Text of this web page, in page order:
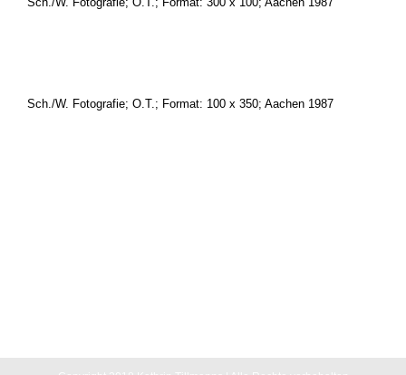
Sch./W. Fotografie; O.T.; Format: 100 x 350; Aachen 1987